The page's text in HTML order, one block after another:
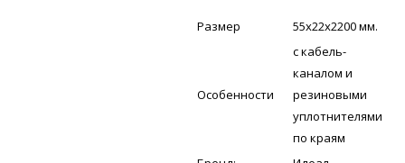
Размер 55х22х2200 мм.
Особенности
с кабель-
каналом и
резиновыми
уплотнителями
по краям